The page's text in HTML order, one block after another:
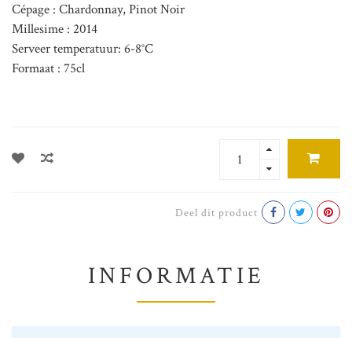
Cépage : Chardonnay, Pinot Noir
Millesime : 2014
Serveer temperatuur: 6-8°C
Formaat : 75cl
Deel dit product
INFORMATIE